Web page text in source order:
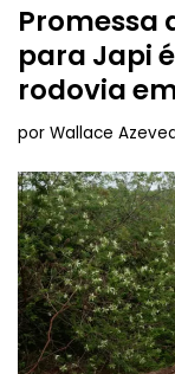
Promessa
para Japi
rodovia
por Wallace